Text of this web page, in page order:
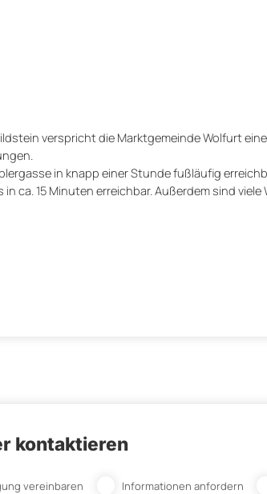
verspricht die Marktgemeinde Wolfurt
in knapp einer Stunde fußläufig
ca. 15 Minuten erreichbar. Außerdem sind
kontaktieren
vereinbaren Informationen anfordern